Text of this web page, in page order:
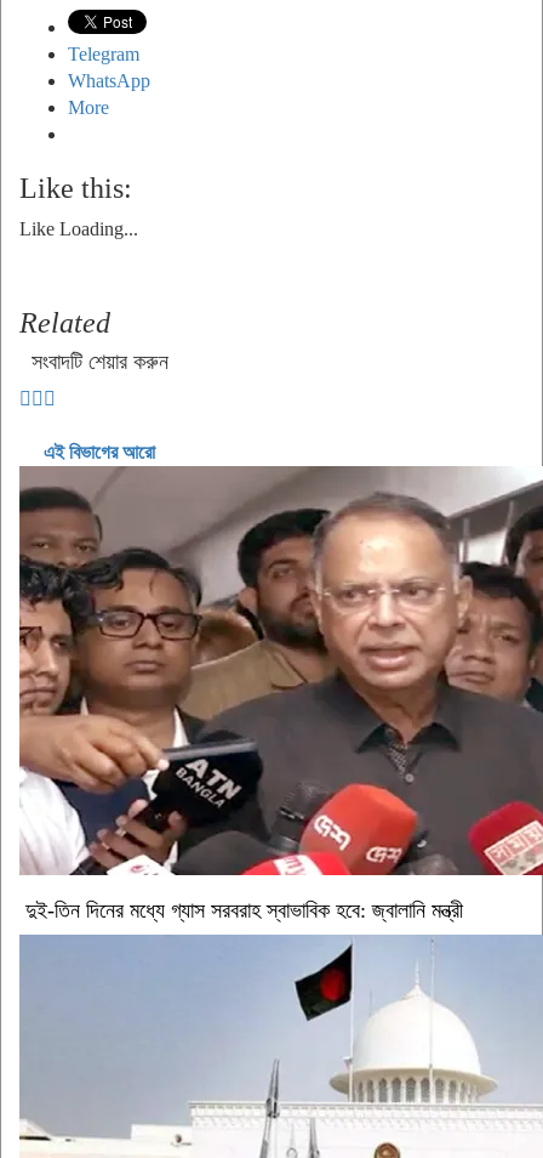
Telegram
WhatsApp
More
Like this:
Like Loading...
Related
সংবাদটি শেয়ার করুন
এই বিভাগের আরো
দুই-তিন দিনের মধ্যে গ্যাস সরবরাহ স্বাভাবিক হবে: জ্বালানি মন্ত্রী